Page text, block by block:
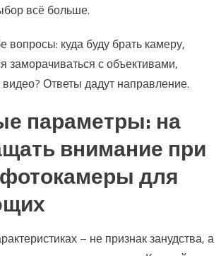
всё больше.
вопросы: куда буду брать камеру,
заморачиваться с объективами,
Ответы дадут направление.
параметры: на
внимание при
для
– не признак занудства, а